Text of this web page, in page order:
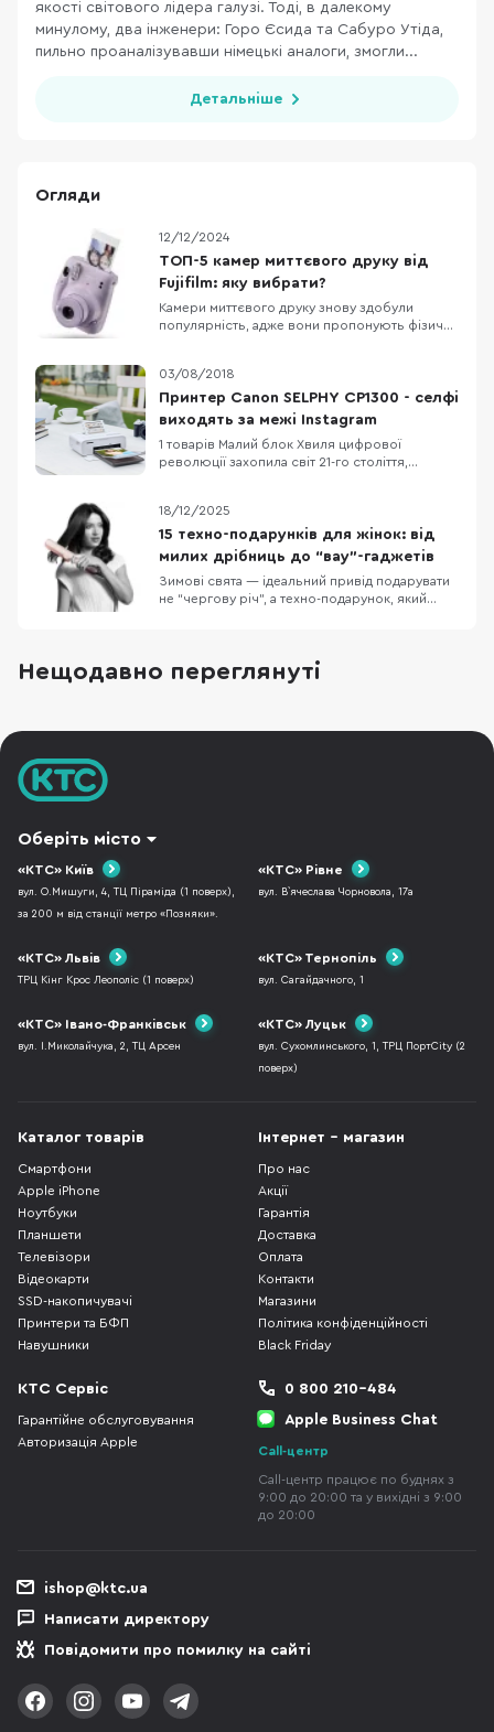
якості світового лідера галузі. Тоді, в далекому
минулому, два інженери: Горо Єсида та Сабуро Утіда,
пильно проаналізувавши німецькі аналоги, змогли...
Детальніше
Огляди
12/12/2024
ТОП-5 камер миттєвого друку від
Fujifilm: яку вибрати?
Камери миттєвого друку знову здобули
популярність, адже вони пропонують фізичні
на очах. Fujifilm, лідер на ринку миттєвої
фотографії, пропонує широкий вибір
пристроїв і в цій статті ми розглянемо п’ять
камер Fujifilm
03/08/2018
Принтер Canon SELPHY CP1300 - селфі
виходять за межі Instagrаm
1 товарів Малий блок Хвиля цифрової
революції захопила світ 21-го століття,
полицях можна замінити одним рідером, а
зберігаючі наші спогади фотоальбоми легко
вміщаються у пам’яті цифрових
накопичувачів. Але, чи
18/12/2025
15 техно-подарунків для жінок: від
милих дрібниць до “вау”-гаджетів
Зимові свята — ідеальний привід подарувати
не “чергову річ”, а техно-подарунок, який
зростання бюджету: від приємних дрібниць
“на кожен день” до великих “вау-подарунків”,
Нещодавно переглянуті
Оберіть місто
«КТС» Київ
вул. О.Мишуги, 4, ТЦ Піраміда (1 поверх),
за 200 м від станції метро «Позняки».
«КТС» Рівне
вул. В`ячеслава Чорновола, 17а
«КТС» Львів
ТРЦ Кінг Крос Леополіс (1 поверх)
«КТС» Тернопіль
вул. Сагайдачного, 1
«КТС» Івано-Франківськ
вул. І.Миколайчука, 2, ТЦ Арсен
«КТС» Луцьк
вул. Сухомлинського, 1, ТРЦ ПортCity (2
поверх)
Каталог товарів
Смартфони
Apple iPhone
Ноутбуки
Планшети
Телевізори
Відеокарти
SSD-накопичувачі
Принтери та БФП
Навушники
Інтернет - магазин
Про нас
Акції
Гарантія
Доставка
Оплата
Контакти
Магазини
Політика конфіденційності
Black Friday
КТС Сервіс
Гарантійне обслуговування
Авторизація Apple
0 800 210-484
Apple Business Chat
Call-центр
Call-центр працює по буднях з
9:00 до 20:00 та у вихідні з 9:00
до 20:00
ishop@ktc.ua
Написати директору
Повідомити про помилку на сайті